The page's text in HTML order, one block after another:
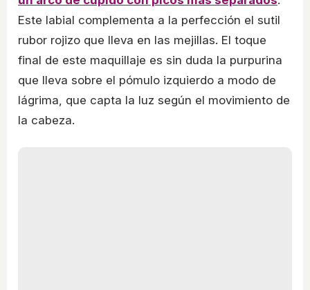
Este labial complementa a la perfección el sutil
rubor rojizo que lleva en las mejillas. El toque
final de este maquillaje es sin duda la purpurina
que lleva sobre el pómulo izquierdo a modo de
lágrima, que capta la luz según el movimiento de
la cabeza.